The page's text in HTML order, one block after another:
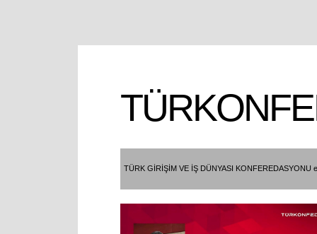
TÜRK GİRİŞİM VE İŞ DÜNYASI KONFEREDASYONU